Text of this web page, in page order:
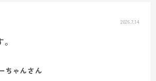
2026.7.14
ちゃんさん